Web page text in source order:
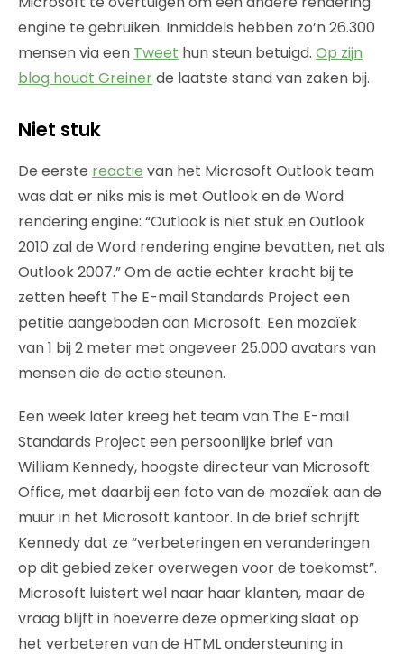
engine te gebruiken. Inmiddels hebben zo’n 26.300
mensen via een Tweet hun steun betuigd. Op zijn
blog houdt Greinerde laatste stand van zaken bij.
Niet stuk
De eerste reactie van het Microsoft Outlook team
was dat er niks mis is met Outlook en de Word
rendering engine: “Outlook is niet stuk en Outlook
2010 zal de Word rendering engine bevatten, net als
Outlook 2007.” Om de actie echter kracht bij te
zetten heeft The E-mail Standards Project een
petitie aangeboden aan Microsoft. Een mozaïek
van 1 bij 2 meter met ongeveer 25.000 avatars van
mensen die de actie steunen.
Een week later kreeg het team van The E-mail
Standards Project een persoonlijke brief van
William Kennedy, hoogste directeur van Microsoft
Office, met daarbij een foto van de mozaïek aan de
muur in het Microsoft kantoor. In de brief schrijft
Kennedy dat ze “verbeteringen en veranderingen
op dit gebied zeker overwegen voor de toekomst”.
Microsoft luistert wel naar haar klanten, maar de
vraag blijft in hoeverre deze opmerking slaat op
het verbeteren van de HTML ondersteuning in